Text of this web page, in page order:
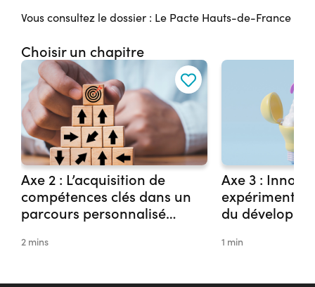
Vous consultez le dossier : Le Pacte Hauts-de-France
Choisir un chapitre
Axe 2 : L’acquisition de
compétences clés dans un
parcours personnalisé
qualification
2 mins
Axe 3 :
du
1 min